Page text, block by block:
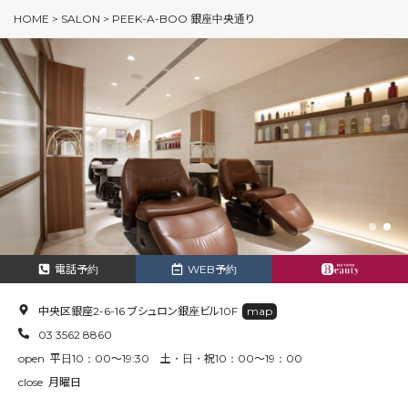
HOME > SALON > PEEK-A-BOO 銀座中央通り
電話予約 WEB予約
中央区銀座2-6-16 ブシュロン銀座ビル10F
map
03 3562 8860
open 平日10：00～19:30 土・日・祝10：00～19：00
close 月曜日